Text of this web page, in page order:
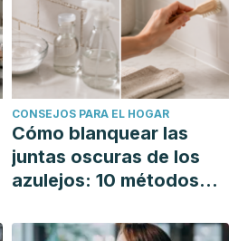
CONSEJOS PARA EL HOGAR
Cómo blanquear las
juntas oscuras de los
azulejos: 10 métodos